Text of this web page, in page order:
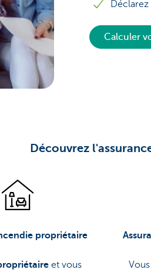
Déclarez
Calculer
Découvrez
propriétaire
et vous